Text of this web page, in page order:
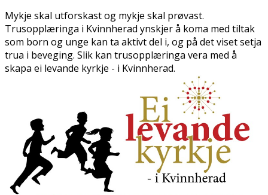
Mykje skal utforskast og mykje skal prøvast.
Trusopplæringa i Kvinnherad ynskjer å koma med tiltak
som born og unge kan ta aktivt del i, og på det viset setja
trua i beveging. Slik kan trusopplæringa vera med å
skapa ei levande kyrkje - i Kvinnherad.